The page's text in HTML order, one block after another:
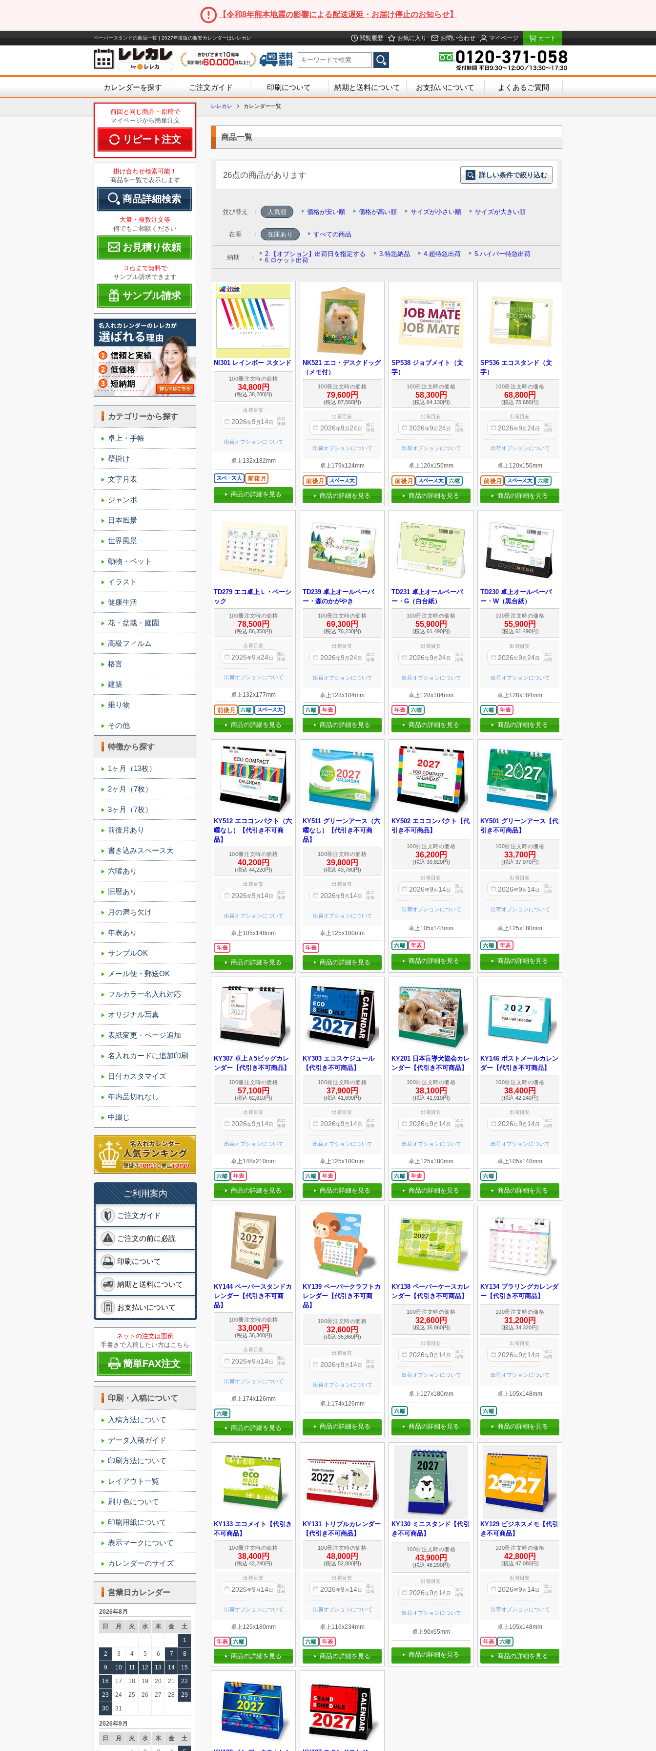
【令和8年熊本地震の影響による配送遅延・お届け停止のお知らせ】
ペーパースタンドの商品一覧 | 2027年度版の激安カレンダーはレレカレ 閲覧履歴 お気に入り お問い合わせ マイページ カート
カレンダーを探す ご注文ガイド 印刷について 納期と送料について お支払いについて よくあるご質問
前回と同じ商品・原稿で
マイページから簡単注文
リピート注文
掛け合わせ検索可能！
商品を一覧で表示します
商品詳細検索
大量・複数注文等
何でもご相談ください
お見積り依頼
３点まで無料で
サンプル請求できます
サンプル請求
カテゴリーから探す
卓上・手帳
壁掛け
文字月表
ジャンボ
日本風景
世界風景
動物・ペット
イラスト
健康生活
花・盆栽・庭園
高級フィルム
格言
建築
乗り物
その他
特徴から探す
1ヶ月（13枚）
2ヶ月（7枚）
3ヶ月（7枚）
前後月あり
書き込みスペース大
六曜あり
旧暦あり
月の満ち欠け
年表あり
サンプルOK
メール便・郵送OK
フルカラー名入れ対応
オリジナル写真
表紙変更・ページ追加
名入れカードに追加印刷
日付カスタマイズ
年内品切れなし
中綴じ
ご利用案内
ご注文ガイド
ご注文の前に必読
印刷について
納期と送料について
お支払いについて
ネットの注文は面倒
手書きで入稿したい方はこちら
簡単FAX注文
印刷・入稿について
入稿方法について
データ入稿ガイド
印刷方法について
レイアウト一覧
刷り色について
印刷用紙について
表示マークについて
カレンダーのサイズ
営業日カレンダー
2026年8月
日 月 火 水 木 金
土
1
2
3 4 5 6 7
8
9
10 11 12 13 14
15
16
17 18 19 20 21
22
23
24 25 26 27 28
29
30
31
2026年9月
日 月 火 水 木 金
土
レレカレ カレンダー一覧
商品一覧
26点の商品があります 詳しい条件で絞り込む
並び替え ： 人気順 価格が安い順 価格が高い順 サイズが小さい順 サイズが大きい順
在庫 ：
納期 ：
NI301 レインボー スタンド
100冊注文時の価格
34,800円
(税込 38,280円)
出荷目安
2026年9 月 14日
迄に
出荷
出荷オプションについて
卓上132x182mm
商品の詳細を見る
NK521 エコ・デスクドッグ
（メモ付）
100冊注文時の価格
79,600円
(税込 87,560円)
出荷目安
2026年9 月 24日
迄に
出荷
出荷オプションについて
卓上179x124mm
商品の詳細を見る
SP538 ジョブメイト（文
字）
100冊注文時の価格
58,300円
(税込 64,130円)
出荷目安
2026年9 月 24日
迄に
出荷
出荷オプションについて
卓上120x156mm
商品の詳細を見る
SP536 エコスタンド（文
字）
100冊注文時の価格
68,800円
(税込 75,680円)
出荷目安
2026年9 月 24日
迄に
出荷
出荷オプションについて
卓上120x156mm
商品の詳細を見る
TD279 エコ卓上Ｌ・ベーシ
ック
100冊注文時の価格
78,500円
(税込 86,350円)
出荷目安
2026年9 月 24日
迄に
出荷
出荷オプションについて
卓上132x177mm
商品の詳細を見る
TD239 卓上オールペーパ
ー・森のかがやき
100冊注文時の価格
69,300円
(税込 76,230円)
出荷目安
2026年9 月 24日
迄に
出荷
出荷オプションについて
卓上128x184mm
商品の詳細を見る
TD231 卓上オールペーパ
ー・G（白台紙）
100冊注文時の価格
55,900円
(税込 61,490円)
出荷目安
2026年9 月 24日
迄に
出荷
出荷オプションについて
卓上128x184mm
商品の詳細を見る
TD230 卓上オールペーパ
ー・W（黒台紙）
100冊注文時の価格
55,900円
(税込 61,490円)
出荷目安
2026年9 月 24日
迄に
出荷
出荷オプションについて
卓上128x184mm
商品の詳細を見る
KY512 エココンパクト（六
曜なし）【代引き不可商
品】
100冊注文時の価格
40,200円
(税込 44,220円)
出荷目安
2026年9 月 14日
迄に
出荷
出荷オプションについて
卓上105x148mm
商品の詳細を見る
KY511 グリーンアース（六
曜なし）【代引き不可商
品】
100冊注文時の価格
39,800円
(税込 43,780円)
出荷目安
2026年9 月 14日
迄に
出荷
出荷オプションについて
卓上125x180mm
商品の詳細を見る
KY502 エココンパクト【代
引き不可商品】
100冊注文時の価格
36,200円
(税込 39,820円)
出荷目安
2026年9 月 14日
迄に
出荷
出荷オプションについて
卓上105x148mm
商品の詳細を見る
KY501 グリーンアース【代
引き不可商品】
100冊注文時の価格
33,700円
(税込 37,070円)
出荷目安
2026年9 月 14日
迄に
出荷
出荷オプションについて
卓上125x180mm
商品の詳細を見る
KY307 卓上Ａ5ビッグカレ
ンダー【代引き不可商品】
100冊注文時の価格
57,100円
(税込 62,810円)
出荷目安
2026年9 月 14日
迄に
出荷
出荷オプションについて
卓上148x210mm
商品の詳細を見る
KY303 エコスケジュール
【代引き不可商品】
100冊注文時の価格
37,900円
(税込 41,690円)
出荷目安
2026年9 月 14日
迄に
出荷
出荷オプションについて
卓上125x180mm
商品の詳細を見る
KY201 日本盲導犬協会カレ
ンダー【代引き不可商品】
100冊注文時の価格
38,100円
(税込 41,910円)
出荷目安
2026年9 月 14日
迄に
出荷
出荷オプションについて
卓上125x180mm
商品の詳細を見る
KY146 ポストメールカレン
ダー【代引き不可商品】
100冊注文時の価格
38,400円
(税込 42,240円)
出荷目安
2026年9 月 14日
迄に
出荷
出荷オプションについて
卓上105x148mm
商品の詳細を見る
KY144 ペーパースタンドカ
レンダー【代引き不可商
品】
100冊注文時の価格
33,000円
(税込 36,300円)
出荷目安
2026年9 月 14日
迄に
出荷
出荷オプションについて
卓上174x126mm
商品の詳細を見る
KY139 ペーパークラフトカ
レンダー【代引き不可商
品】
100冊注文時の価格
32,600円
(税込 35,860円)
出荷目安
2026年9 月 14日
迄に
出荷
出荷オプションについて
卓上174x126mm
商品の詳細を見る
KY138 ペーパーケースカレ
ンダー【代引き不可商品】
100冊注文時の価格
32,600円
(税込 35,860円)
出荷目安
2026年9 月 14日
迄に
出荷
出荷オプションについて
卓上127x180mm
商品の詳細を見る
KY134 プラリングカレンダ
ー【代引き不可商品】
100冊注文時の価格
31,200円
(税込 34,320円)
出荷目安
2026年9 月 14日
迄に
出荷
出荷オプションについて
卓上105x148mm
商品の詳細を見る
KY133 エコメイト【代引き
不可商品】
100冊注文時の価格
38,400円
(税込 42,240円)
出荷目安
2026年9 月 14日
迄に
出荷
出荷オプションについて
卓上125x180mm
商品の詳細を見る
KY131 トリプルカレンダー
【代引き不可商品】
100冊注文時の価格
48,000円
(税込 52,800円)
出荷目安
2026年9 月 14日
迄に
出荷
出荷オプションについて
卓上116x234mm
商品の詳細を見る
KY130 ミニスタンド【代引
き不可商品】
100冊注文時の価格
43,900円
(税込 48,290円)
出荷目安
2026年9 月 14日
迄に
出荷
出荷オプションについて
卓上90x65mm
商品の詳細を見る
KY129 ビジネスメモ【代引
き不可商品】
100冊注文時の価格
42,800円
(税込 47,080円)
出荷目安
2026年9 月 14日
迄に
出荷
出荷オプションについて
卓上105x148mm
商品の詳細を見る